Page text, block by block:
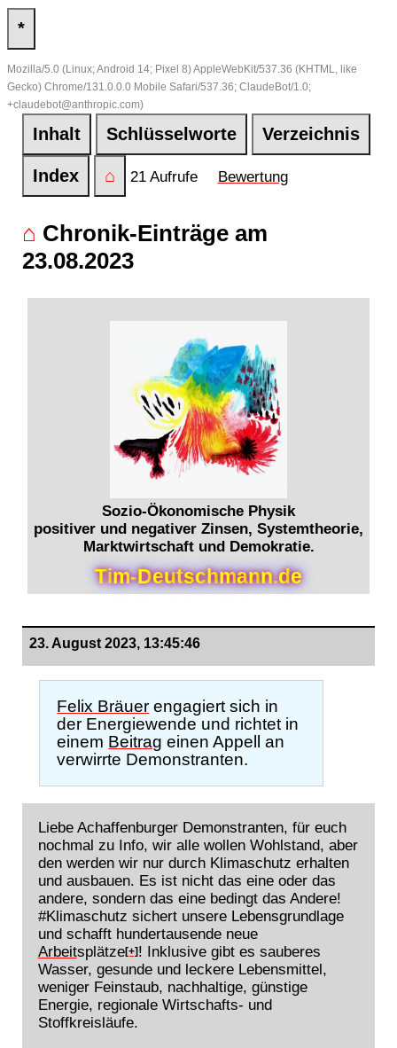
*
Mozilla/5.0 (Linux; Android 14; Pixel 8) AppleWebKit/537.36 (KHTML, like
Gecko) Chrome/131.0.0.0 Mobile Safari/537.36; ClaudeBot/1.0;
+claudebot@anthropic.com)
Inhalt Schlüsselworte Verzeichnis
Index ⌂ 21 Aufrufe Bewertung
⌂ Chronik-Einträge am
23.08.2023
Sozio-Ökonomische Physik
positiver und negativer Zinsen, Systemtheorie,
Marktwirtschaft und Demokratie.
Tim-Deutschmann.de
23. August 2023, 13:45:46
Felix Bräuer engagiert sich in
der Energiewende und richtet in
einem Beitrag einen Appell an
verwirrte Demonstranten.
Liebe Achaffenburger Demonstranten, für euch
nochmal zu Info, wir alle wollen Wohlstand, aber
den werden wir nur durch Klimaschutz erhalten
und ausbauen. Es ist nicht das eine oder das
andere, sondern das eine bedingt das Andere!
#Klimaschutz sichert unsere Lebensgrundlage
und schafft hundertausende neue
Arbeitsplätze[+]! Inklusive gibt es sauberes
Wasser, gesunde und leckere Lebensmittel,
weniger Feinstaub, nachhaltige, günstige
Energie, regionale Wirtschafts- und
Stoffkreisläufe.